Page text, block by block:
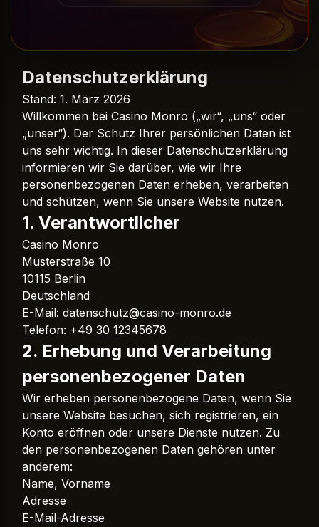
Datenschutzerklärung
Stand: 1. März 2026
Willkommen bei Casino Monro („wir“, „uns“ oder
„unser“). Der Schutz Ihrer persönlichen Daten ist
uns sehr wichtig. In dieser Datenschutzerklärung
informieren wir Sie darüber, wie wir Ihre
personenbezogenen Daten erheben, verarbeiten
und schützen, wenn Sie unsere Website nutzen.
1. Verantwortlicher
Casino Monro
Musterstraße 10
10115 Berlin
Deutschland
E-Mail: datenschutz@casino-monro.de
Telefon: +49 30 12345678
2. Erhebung und Verarbeitung
personenbezogener Daten
Wir erheben personenbezogene Daten, wenn Sie
unsere Website besuchen, sich registrieren, ein
Konto eröffnen oder unsere Dienste nutzen. Zu
den personenbezogenen Daten gehören unter
anderem:
Name, Vorname
Adresse
E-Mail-Adresse